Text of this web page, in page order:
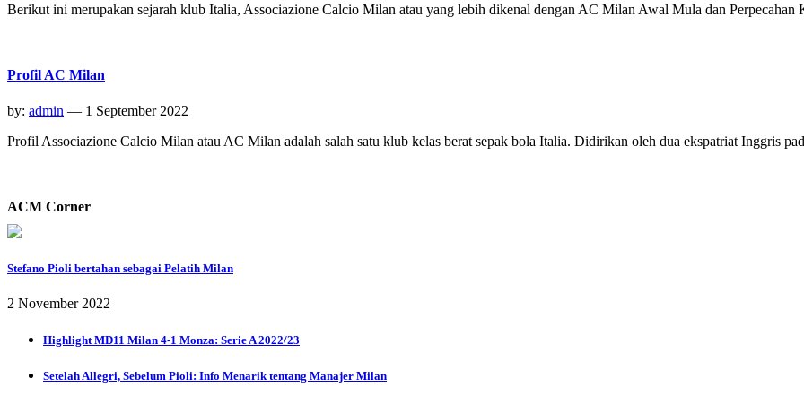
Berikut ini merupakan sejarah klub Italia, Associazione Calcio Milan atau yang lebih dikenal dengan AC Milan Awal Mula dan
Profil AC Milan
by: admin — 1 September 2022
Profil Associazione Calcio Milan atau AC Milan adalah salah satu klub kelas berat sepak bola Italia. Didirikan oleh dua ekspatriat Inggris
ACM Corner
Stefano Pioli bertahan sebagai Pelatih Milan
2 November 2022
Highlight MD11 Milan 4-1 Monza: Serie A 2022/23
Setelah Allegri, Sebelum Pioli: Info Menarik tentang Manajer Milan